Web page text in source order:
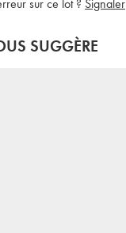
sur ce lot ? Signaler
SUGGÈRE